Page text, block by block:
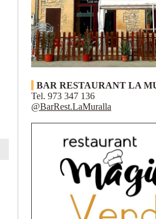
BAR RESTAURANT LA
Tel. 973 347 136
@BarRest.LaMuralla